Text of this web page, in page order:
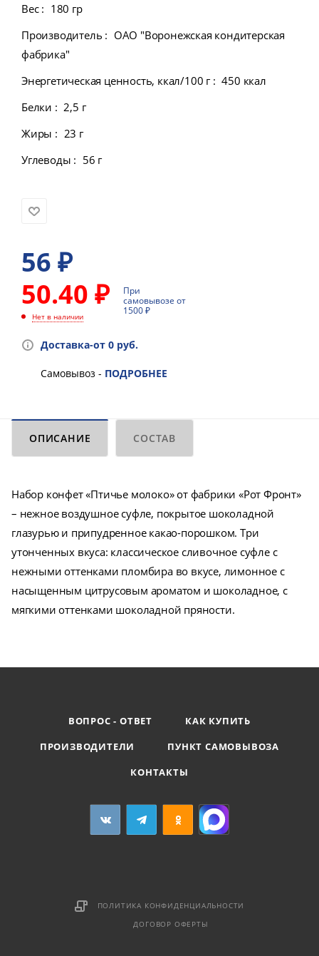
Вес : 180 гр
Производитель : ОАО "Воронежская кондитерская
фабрика"
Энергетическая ценность, ккал/100 г : 450 ккал
Белки : 2,5 г
Жиры : 23 г
Углеводы : 56 г
56 ₽
50.40 ₽
При
самовывозе от
1500 ₽
Нет в наличии
Доставка-от 0 руб.
Самовывоз - ПОДРОБНЕЕ
ОПИСАНИЕ СОСТАВ
Набор конфет «Птичье молоко» от фабрики «Рот Фронт»
– нежное воздушное суфле, покрытое шоколадной
глазурью и припудренное какао-порошком. Три
утонченных вкуса: классическое сливочное суфле с
нежными оттенками пломбира во вкусе, лимонное с
насыщенным цитрусовым ароматом и шоколадное, с
мягкими оттенками шоколадной пряности.
ВОПРОС - ОТВЕТ
КАК КУПИТЬ
ПРОИЗВОДИТЕЛИ
ПУНКТ САМОВЫВОЗА
КОНТАКТЫ
ПОЛИТИКА КОНФИДЕНЦИАЛЬНОСТИ
ДОГОВОР ОФЕРТЫ